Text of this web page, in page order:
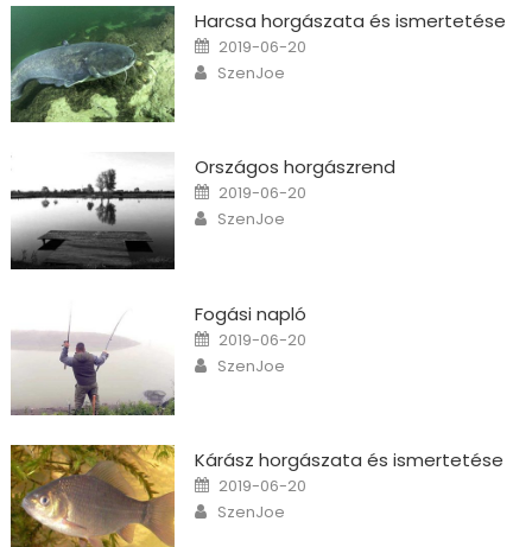
Harcsa horgászata és ismertetése
Posted on
2019-06-20
Author
SzenJoe
Országos horgászrend
Posted on
2019-06-20
Author
SzenJoe
Fogási napló
Posted on
2019-06-20
Author
SzenJoe
Kárász horgászata és ismertetése
Posted on
2019-06-20
Author
SzenJoe